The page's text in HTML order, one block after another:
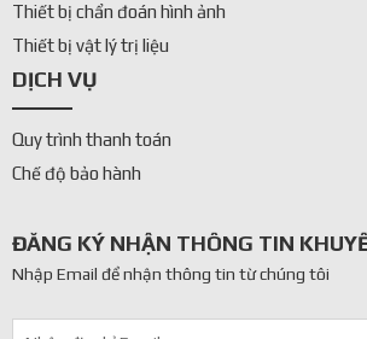
nguyên lý hoạt động, bao gồm:
Tạo sóng xung kích hội tụ:
+ Điện thủy lực
Tạo sóng xung kích phân kỳ:
+ Sóng áp lực xuyên tâm hay còn
sóng xung kích phân kỳ
Thiết bị chẩn đoán hình ảnh
Thiết bị vật lý trị liệu
DỊCH VỤ
Quy trình thanh toán
Chế độ bảo hành
ĐĂNG KÝ NHẬN THÔNG TIN
Nhập Email để nhận thông tin từ chúng tôi